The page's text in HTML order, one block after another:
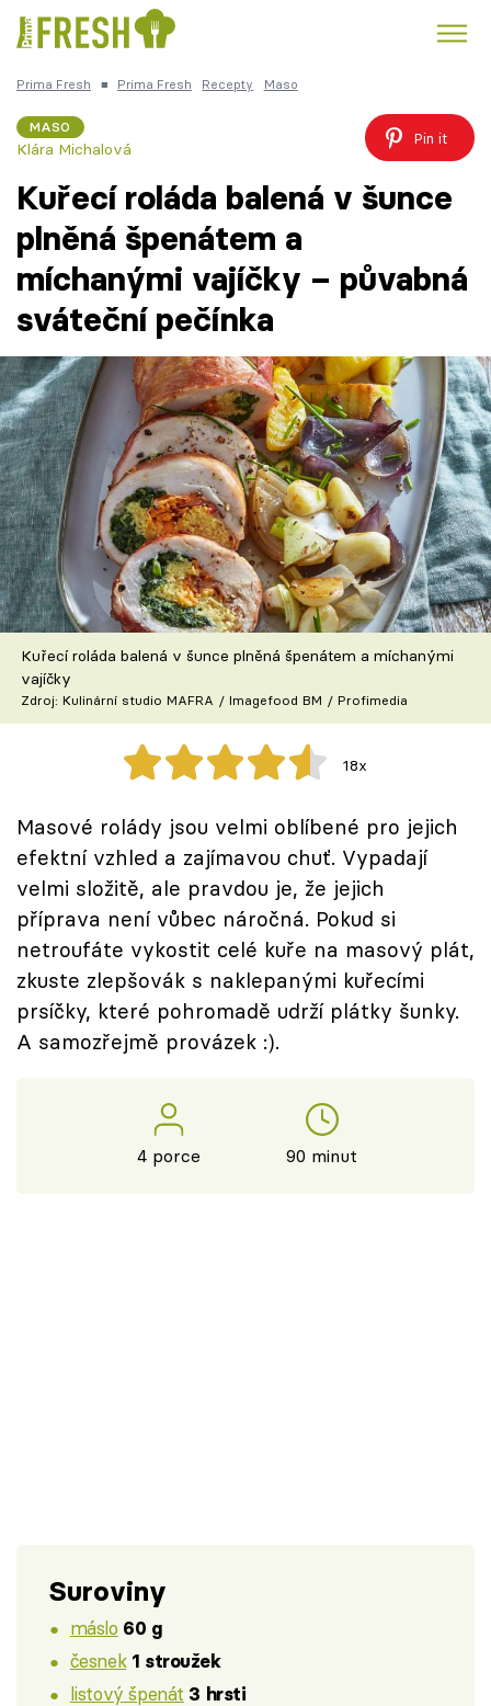
Česká kuchyně
Témata
Články
TV Program
Škola vaření
Recepty z TV
Speciál: Cuketa
Těhotnej kuchař
Sledujte prima+
Sledujte nás
Prima Fresh ■ Prima Fresh Recepty Maso
MASO
Klára Michalová
Pin it
Kuřecí roláda balená v šunce
plněná špenátem a
míchanými vajíčky – půvabná
sváteční pečínka
Kuřecí roláda balená v šunce plněná špenátem a míchanými
vajíčky
Zdroj: Kulinární studio MAFRA / Imagefood BM / Profimedia
18x
Masové rolády jsou velmi oblíbené pro jejich
efektní vzhled a zajímavou chuť. Vypadají
velmi složitě, ale pravdou je, že jejich
příprava není vůbec náročná. Pokud si
netroufáte vykostit celé kuře na masový plát,
zkuste zlepšovák s naklepanými kuřecími
prsíčky, které pohromadě udrží plátky šunky.
A samozřejmě provázek :).
4 porce 90 minut
Suroviny
máslo 60 g
česnek 1 stroužek
listový špenát 3 hrsti